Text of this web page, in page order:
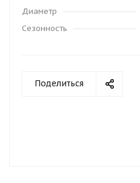
Диаметр
Сезонность
Поделиться